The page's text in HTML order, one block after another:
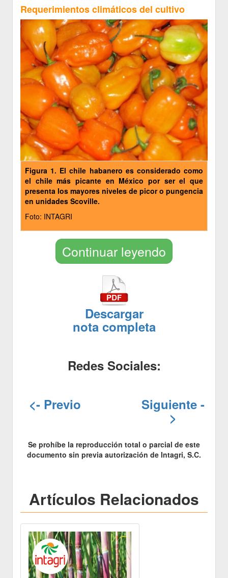
Requerimientos climáticos del cultivo
Figura 1. El chile habanero es considerado como
el chile más picante en México por ser el que
presenta los mayores niveles de picor o pungencia
en unidades Scoville.
Foto: INTAGRI
Continuar leyendo
Descargar
nota completa
Redes Sociales:
<- Previo Siguiente -
>
Se prohíbe la reproducción total o parcial de este
documento sin previa autorización de Intagri, S.C.
Artículos Relacionados